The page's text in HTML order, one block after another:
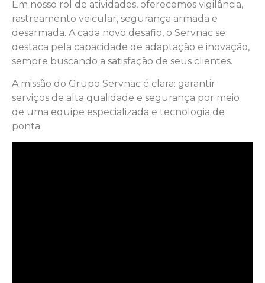
Em nosso rol de atividades, oferecemos vigilância,
rastreamento veicular, segurança armada e
desarmada. A cada novo desafio, o Servnac se
destaca pela capacidade de adaptação e inovação,
sempre buscando a satisfação de seus clientes.
A missão do Grupo Servnac é clara: garantir
serviços de alta qualidade e segurança por meio
de uma equipe especializada e tecnologia de
ponta.